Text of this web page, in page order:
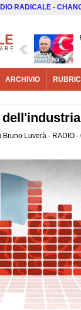
RADICALE -
ARCHIVIO
Bruno Luverà - RADIO